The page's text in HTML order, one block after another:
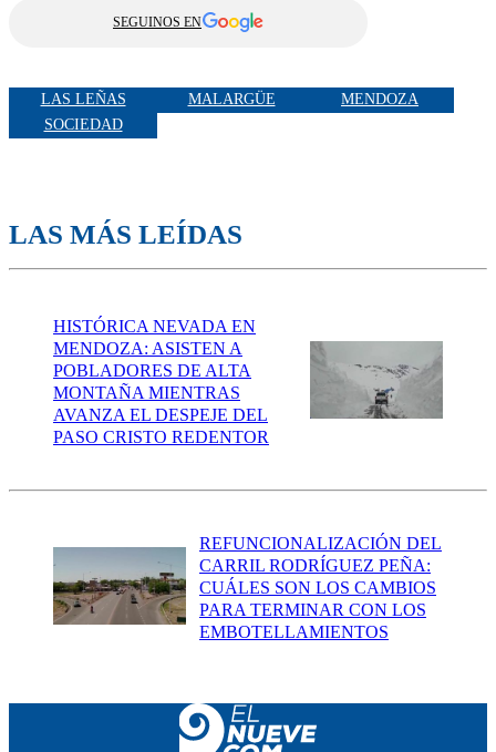
SEGUINOS EN
LAS LEÑAS MALARGÜE
MENDOZA
SOCIEDAD
LAS MÁS LEÍDAS
HISTÓRICA NEVADA EN
MENDOZA: ASISTEN A
POBLADORES DE ALTA
MONTAÑA MIENTRAS
AVANZA EL DESPEJE DEL
PASO CRISTO REDENTOR
REFUNCIONALIZACIÓN DEL
CARRIL RODRÍGUEZ PEÑA:
CUÁLES SON LOS CAMBIOS
PARA TERMINAR CON LOS
EMBOTELLAMIENTOS